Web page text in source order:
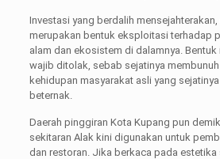
Investasi yang berdalih
merupakan bentuk eksploitasi terhadap
alam dan ekosistem di dalamnya. Bentuk
wajib ditolak, sebab sejatinya
kehidupan masyarakat asli yang
beternak.
Daerah pinggiran Kota Kupang pun
sekitaran Alak kini digunakan untuk
dan restoran. Jika berkaca pada estetika